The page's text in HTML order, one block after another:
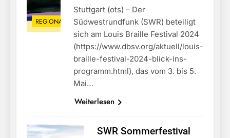
REGIONAL
Stuttgart (ots) – Der
Südwestrundfunk (SWR) beteiligt
sich am Louis Braille Festival 2024
(https://www.dbsv.org/aktuell/louis-
braille-festival-2024-blick-ins-
programm.html), das vom 3. bis 5.
Mai…
Weiterlesen
SWR Sommerfestival